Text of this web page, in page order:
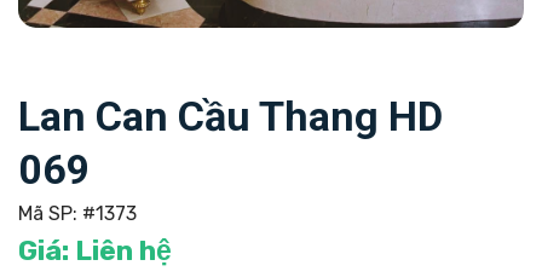
Lan Can Cầu Thang HD
069
Mã SP: #1373
Giá: Liên hệ